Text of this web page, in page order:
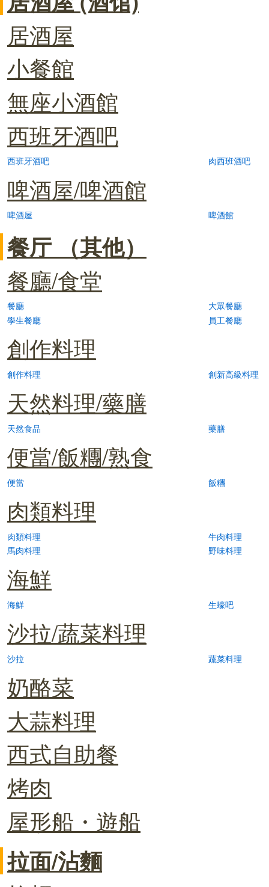
居酒屋
小餐館
無座小酒館
西班牙酒吧
西班牙酒吧 肉西班酒吧
啤酒屋/啤酒館
啤酒屋 啤酒館
餐厅 （其他）
餐廳/食堂
餐廳
大眾餐廳
學生餐廳
員工餐廳
創作料理
創作料理 創新高級料理
天然料理/藥膳
天然食品 藥膳
便當/飯糰/熟食
便當 飯糰
肉類料理
肉類料理
牛肉料理
馬肉料理
野味料理
海鮮
海鮮 生蠔吧
沙拉/蔬菜料理
沙拉 蔬菜料理
奶酪菜
大蒜料理
西式自助餐
烤肉
屋形船・遊船
拉面/沾麵